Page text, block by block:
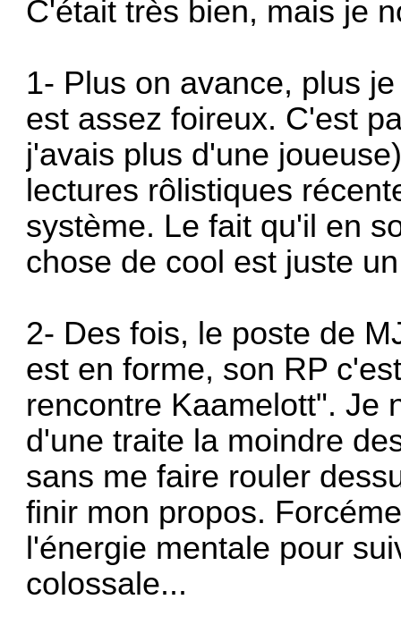
C'était très bien, mais je
1- Plus on avance, plus
est assez foireux. C'est
j'avais plus d'une
lectures rôlistiques
système. Le fait qu'il en
chose de cool est juste
2- Des fois, le poste de
est en forme, son RP
rencontre Kaamelott". Je
d'une traite la moindre
sans me faire rouler
finir mon propos.
l'énergie mentale pour
colossale...